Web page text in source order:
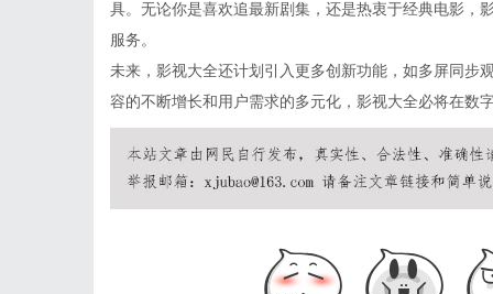
具。无论你是喜欢追最新剧集，还是热衷于经典电影，
服务。
未来，影视大全还计划引入更多创新功能，如多屏同步
容的不断增长和用户需求的多元化，影视大全必将在数